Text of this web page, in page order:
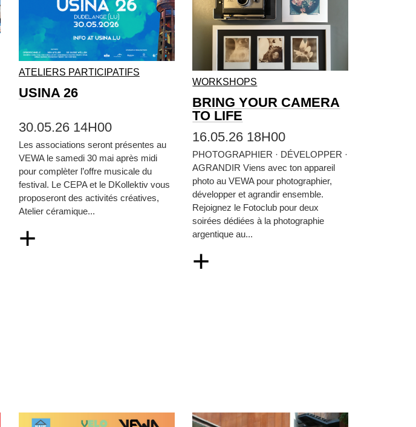
ATELIERS PARTICIPATIFS
USINA 26
30.05.26 14H00
Les associations seront présentes au
VEWA le samedi 30 mai après midi
pour complèter l’offre musicale du
festival. Le CEPA et le DKollektiv vous
proposeront des activités créatives,
Atelier céramique...
+
WORKSHOPS
BRING YOUR CAMERA
TO LIFE
16.05.26 18H00
PHOTOGRAPHIER · DÉVELOPPER ·
AGRANDIR Viens avec ton appareil
photo au VEWA pour photographier,
développer et agrandir ensemble.
Rejoignez le Fotoclub pour deux
soirées dédiées à la photographie
argentique au...
+